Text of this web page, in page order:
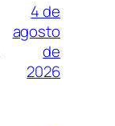
4 de
agosto
de
2026